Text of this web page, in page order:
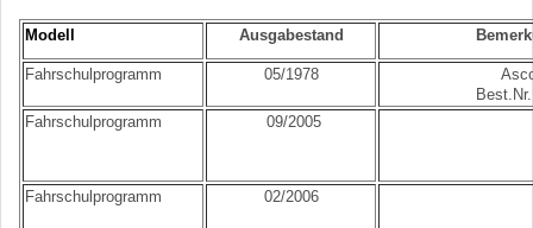
Modell Ausgabestand
Fahrschulprogramm 05/1978
Fahrschulprogramm
09/2005
Fahrschulprogramm 02/2006